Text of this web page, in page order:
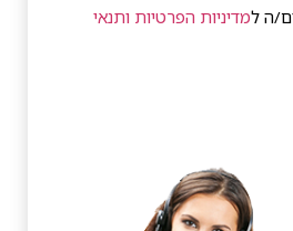
ה למדיניות הפרטיות ותנאי